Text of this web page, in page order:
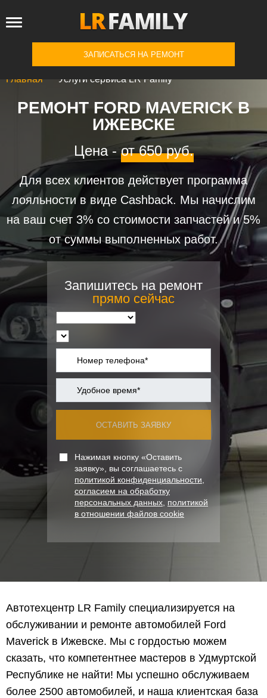
ЗАПИСАТЬСЯ НА РЕМОНТ
Главная Услуги сервиса LR Family
РЕМОНТ FORD MAVERICK В
ИЖЕВСКЕ
Цена - от 650 руб.
Для всех клиентов действует программа
лояльности в виде Cashback. Мы начислим
на ваш счет 3% со стоимости запчастей и 5%
от суммы выполненных работ.
Запишитесь на ремонт
прямо сейчас
ОСТАВИТЬ ЗАЯВКУ
Нажимая кнопку «Оставить
заявку», вы соглашаетесь с
политикой конфиденциальности
согласием на обработку
персональных данных политикой
в отношении файлов cookie
Автотехцентр LR Family специализируется на
обслуживании и ремонте автомобилей Ford
Maverick в Ижевске. Мы с гордостью можем
сказать, что компетентнее мастеров в Удмуртской
Республике не найти! Мы успешно обслуживаем
более 2500 автомобилей, и наша клиентская база